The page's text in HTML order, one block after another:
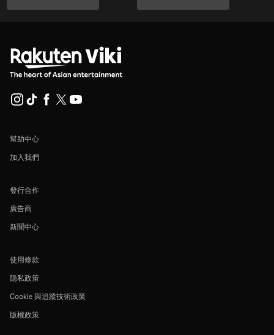
幫助中心
加入我們
發行合作
廣告商
新聞中心
使用條款
隐私政策
Cookie 與追蹤技術政策
版權政策